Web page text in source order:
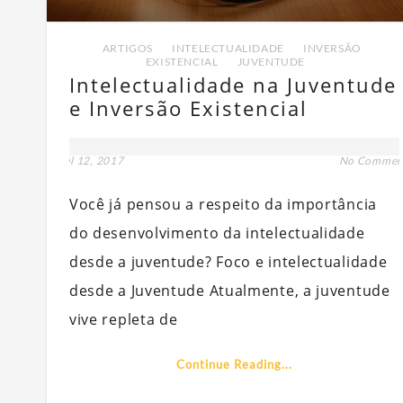
ARTIGOS INTELECTUALIDADE
INVERSÃO
EXISTENCIAL
JUVENTUDE
Intelectualidade na Juventude
e Inversão Existencial
jul 12, 2017 No
Você já pensou a respeito da importância
do desenvolvimento da intelectualidade
desde a juventude? Foco e intelectualidade
desde a Juventude Atualmente, a juventude
vive repleta de
Continue Reading...